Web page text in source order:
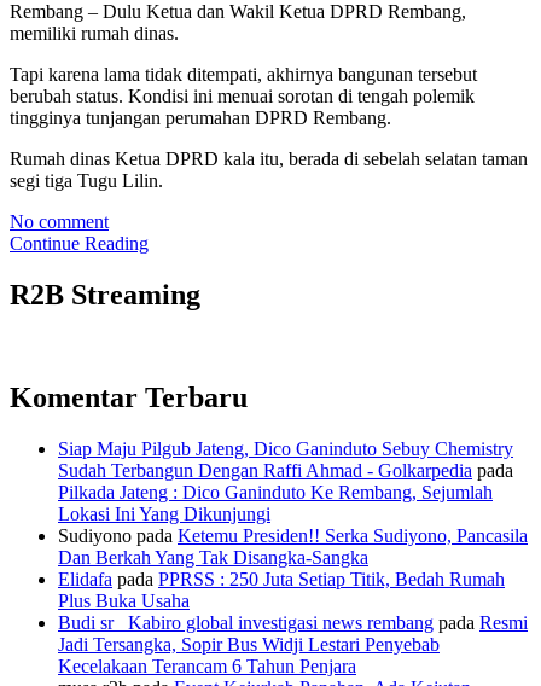
Rembang – Dulu Ketua dan Wakil Ketua DPRD Rembang,
memiliki rumah dinas.
Tapi karena lama tidak ditempati, akhirnya bangunan tersebut
berubah status. Kondisi ini menuai sorotan di tengah polemik
tingginya tunjangan perumahan DPRD Rembang.
Rumah dinas Ketua DPRD kala itu, berada di sebelah selatan taman
segi tiga Tugu Lilin.
No comment
Continue Reading
R2B Streaming
Komentar Terbaru
Siap Maju Pilgub Jateng, Dico Ganinduto Sebuy Chemistry
Sudah Terbangun Dengan Raffi Ahmad - Golkarpedia pada
Pilkada Jateng : Dico Ganinduto Ke Rembang, Sejumlah
Lokasi Ini Yang Dikunjungi
Sudiyono pada Ketemu Presiden!! Serka Sudiyono, Pancasila
Dan Berkah Yang Tak Disangka-Sangka
Elidafa pada PPRSS : 250 Juta Setiap Titik, Bedah Rumah
Plus Buka Usaha
Budi sr_ Kabiro global investigasi news rembang pada Resmi
Jadi Tersangka, Sopir Bus Widji Lestari Penyebab
Kecelakaan Terancam 6 Tahun Penjara